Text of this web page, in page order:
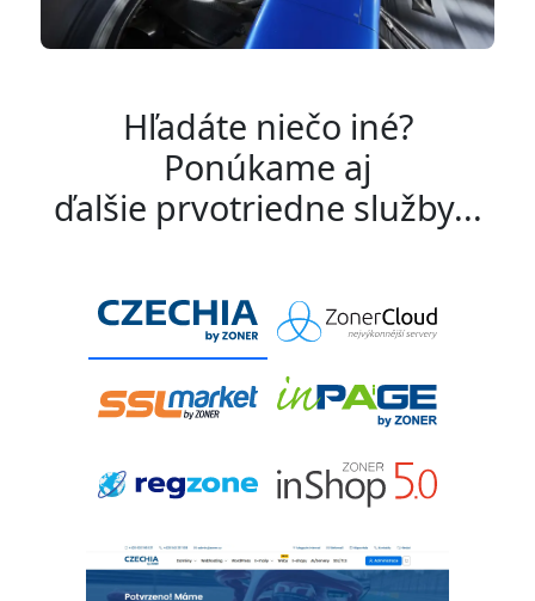
Hľadáte niečo iné?
Ponúkame aj
ďalšie prvotriedne služby...